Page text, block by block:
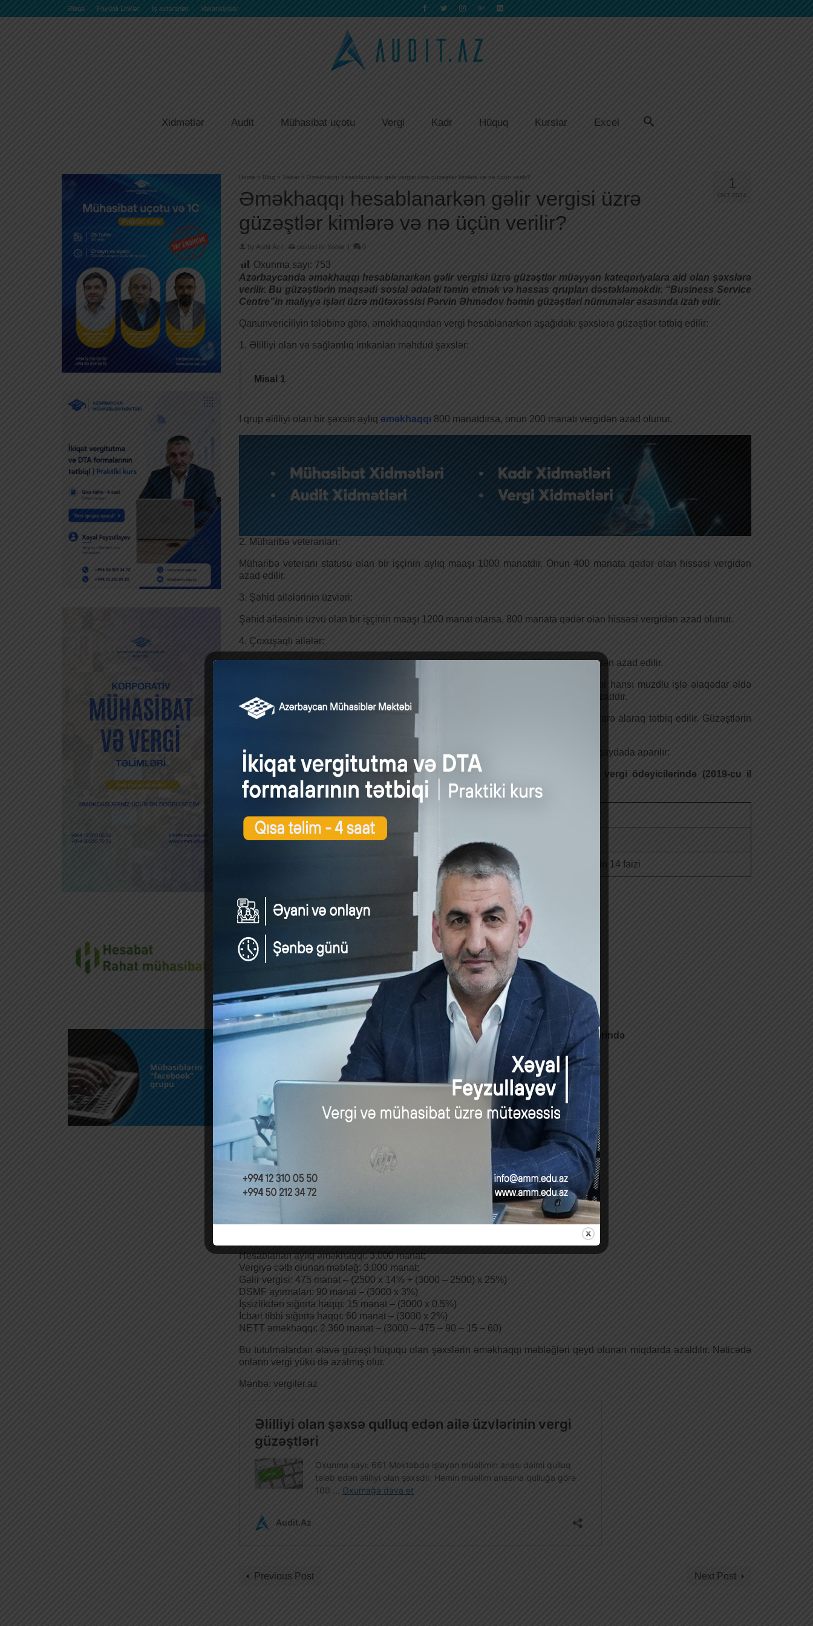
Əlaqə Faydalı Linklər İş axtaranlar Vakansiyalar
Xidmətlər Audit Mühasibat uçotu Vergi Kadr Hüquq Kurslar Excel
1
OKT 2024
Home » Blog » Xəbər » Əməkhaqqı hesablanarkən gəlir vergisi üzrə güzəştlər kimlərə və nə üçün verilir?
Əməkhaqqı hesablanarkən gəlir vergisi üzrə
güzəştlər kimlərə və nə üçün verilir?
by Audit.Az | posted in: Xəbər | 0
Oxunma sayı: 753
Azərbaycanda əməkhaqqı hesablanarkən gəlir vergisi üzrə güzəştlər müəyyən kateqoriyalara aid olan şəxslərə
verilir. Bu güzəştlərin məqsədi sosial ədaləti təmin etmək və həssas qrupları dəstəkləməkdir. “Business Service
Centre”in maliyyə işləri üzrə mütəxəssisi Pərvin Əhmədov həmin güzəştləri nümunələr əsasında izah edir.
Qanunvericiliyin tələbinə görə, əməkhaqqından vergi hesablanarkən aşağıdakı şəxslərə güzəştlər tətbiq edilir:
1. Əlilliyi olan və sağlamlıq imkanları məhdud şəxslər:
Misal 1
I qrup əlilliyi olan bir şəxsin aylıq əməkhaqqı 800 manatdırsa, onun 200 manatı vergidən azad olunur.
2. Müharibə veteranları:
Müharibə veteranı statusu olan bir işçinin aylıq maaşı 1000 manatdır. Onun 400 manata qədər olan hissəsi vergidən
azad edilir.
3. Şəhid ailələrinin üzvləri:
Şəhid ailəsinin üzvü olan bir işçinin maaşı 1200 manat olarsa, 800 manata qədər olan hissəsi vergidən azad olunur.
4. Çoxuşaqlı ailələr:
Üç uşağı olan bir valideynin maaşı 1500 manatdırsa, onun maaşının 50 manatı vergidən azad edilir.
5. Vergi Məcəlləsinin 102.1.6-cı maddəsinə əsasən, fiziki şəxsin əsas iş yerində hər hansı muzdlu işlə əlaqədar əldə
edilən aylıq gəliri 2500 manatadək olduqda, 200 manatlıq hissəsi gəlir vergisindən azaddır.
Bu güzəştlər şəxslərin sosial vəziyyətini, xidmətlərini və ya xüsusi ehtiyaclarını nəzərə alaraq tətbiq edilir. Güzəştlərin
Əməkhaqqından tutulmalar isə Vergi Məcəlləsinin müddəalarına əsasən aşağıdakı qaydada aparılır:
Neft-qaz sahəsində fəaliyyəti olmayan və qeyri-dövlət sektoruna aid edilən vergi ödəyicilərində (2019-cu il
yanvarın 1-dən 7 il müddətində)
Vergiyə cəlb edilən aylıq gəlir
8000 manatadək 0 faiz
8000 manatdan çox olan məbləğin 14 faizi
Misal 1
Hesablanan aylıq əməkhaqqı: 9.000 manat;
Vergiyə cəlb olunan məbləğ: 9.000 manat;
Gəlir vergisi: 140 manat – (9000 – 8000) x 14%);
DSMF ayırmaları: 886 manat – ((9000 – 200) x 10%) + (200 x 3%);
İşsizlikdən sığorta haqqı: 45 manat – (9000 x 0.5%);
İcbari tibbi sığorta haqqı:165 manat – ((9000 – 8000) x 0.5%) + (8000 x 2%);
NETT əməkhaqqı: 7.764 manat – (9000 – 140 – 886 – 45 – 165).
Neft-qaz sahəsində fəaliyyəti olan və dövlət sektoruna aid edilən vergi ödəyicilərində
Hesablanan aylıq əməkhaqqı: 600 manat;
Vergiyə cəlb olunan məbləğ: 600 manat;
Gəlir vergisi: 56 manat – ((600 – 200) x14%);
DSMF ayırmaları: 18 manat – (600 x 3%);
İşsizlikdən sığorta haqqı: 3 manat – (600 x 0.5%);
İcbari tibbi sığorta haqqı: 12 manat – (600 x 2%);
NETT əməkhaqqı: 511 manat – (600 – 56 – 18 – 3 – 12);
Hesablanan aylıq əməkhaqqı: 3.000 manat;
Vergiyə cəlb olunan məbləğ: 3.000 manat;
Gəlir vergisi: 475 manat – (2500 x 14% + (3000 – 2500) x 25%)
DSMF ayırmaları: 90 manat – (3000 x 3%)
İşsizlikdən sığorta haqqı: 15 manat – (3000 x 0.5%)
İcbari tibbi sığorta haqqı: 60 manat – (3000 x 2%)
NETT əməkhaqqı: 2.360 manat – (3000 – 475 – 90 – 15 – 60)
Bu tutulmalardan əlavə güzəşt hüququ olan şəxslərin əməkhaqqı məbləğləri qeyd olunan miqdarda azaldılır. Nəticədə
onların vergi yükü də azalmış olur.
Mənbə: vergiler.az
Previous Post Next Post